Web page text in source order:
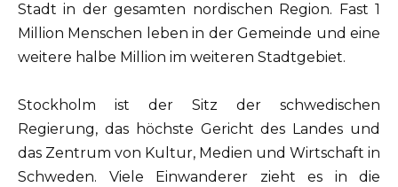
Stadt in der gesamten nordischen Region. Fast 1
Million Menschen leben in der Gemeinde und eine
weitere halbe Million im weiteren Stadtgebiet.
Stockholm ist der Sitz der schwedischen
Regierung, das höchste Gericht des Landes und
das Zentrum von Kultur, Medien und Wirtschaft in
Schweden. Viele Einwanderer zieht es in die